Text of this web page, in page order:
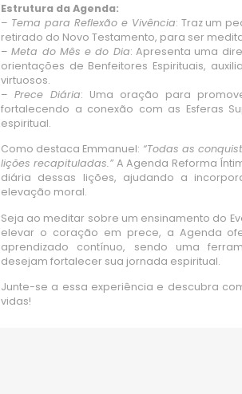
Estrutura da Agenda:
– Tema para Reflexão e Vivência: Traz um
retirado do Novo Testamento, para ser
–Meta do Mês e do Dia: Apresenta uma
orientações de Benfeitores Espirituais,
virtuosos.
– Prece Diária: Uma oração para
fortalecendo a conexão com as Esferas
espiritual.
Como destaca Emmanuel: “Todas as
lições recapituladas.”A Agenda Reforma
diária dessas lições, ajudando a
elevação moral.
Seja ao meditar sobre um ensinamento do
elevar o coração em prece, a Agenda
aprendizado contínuo, sendo uma
desejam fortalecer sua jornada espiritual.
Junte-se a essa experiência e descubra
vidas!